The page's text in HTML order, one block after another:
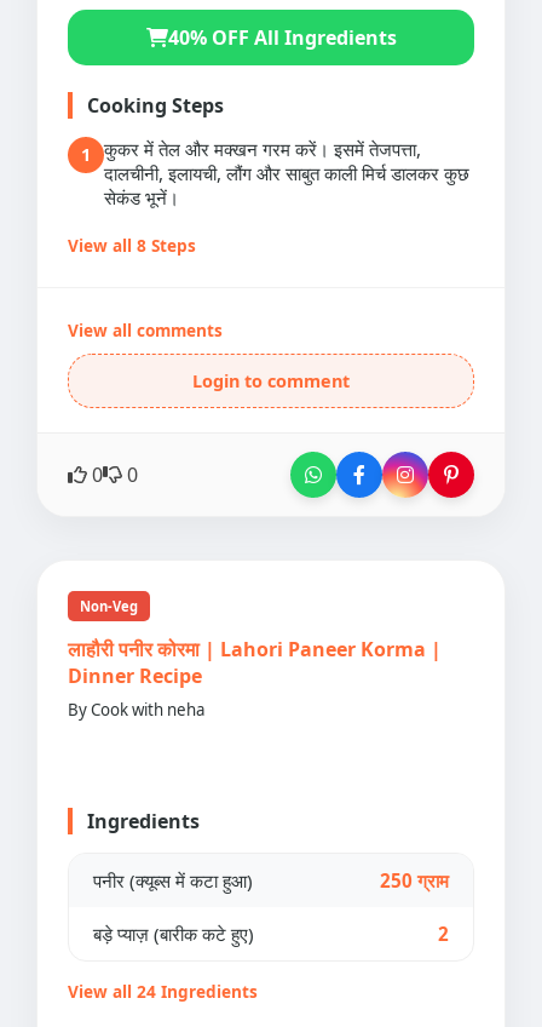
40% OFF All Ingredients
Cooking Steps
1
कुकर में तेल और मक्खन गरम करें। इसमें तेजपत्ता,
दालचीनी, इलायची, लौंग और साबुत काली मिर्च डालकर कुछ
सेकंड भूनें।
View all 8 Steps
View all comments
Login to comment
0 0
Non-Veg
लाहौरी पनीर कोरमा | Lahori Paneer Korma |
Dinner Recipe
By Cook with neha
Ingredients
पनीर (क्यूब्स में कटा हुआ) 250 ग्राम
बड़े प्याज़ (बारीक कटे हुए) 2
View all 24 Ingredients